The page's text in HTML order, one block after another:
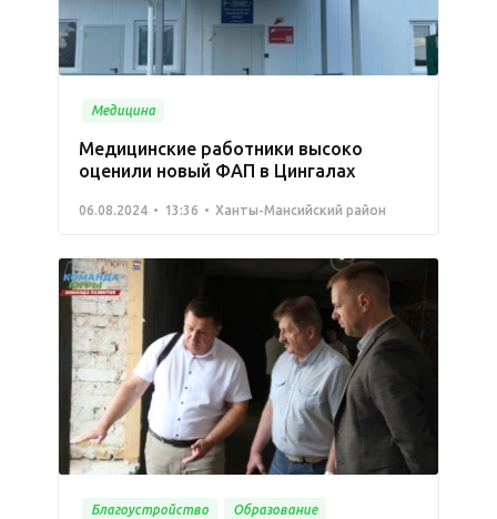
Медицина
Медицинские работники высоко
оценили новый ФАП в Цингалах
06.08.2024 13:36 Ханты-Мансийский район
Благоустройство Образование